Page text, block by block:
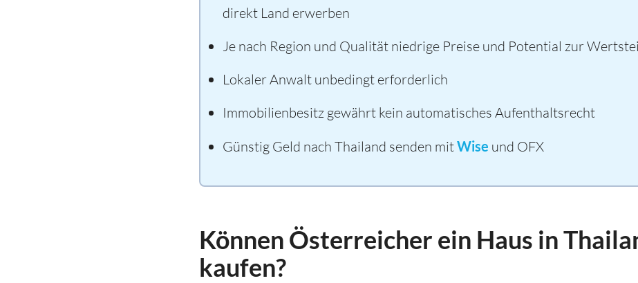
direkt Land erwerben
Je nach Region und Qualität niedrige Preise und Potential zur
Lokaler Anwalt unbedingt erforderlich
Immobilienbesitz gewährt kein automatisches Aufenthaltsrecht
Günstig Geld nach Thailand senden mitWise und OFX
Können Österreicher ein Haus in
kaufen?